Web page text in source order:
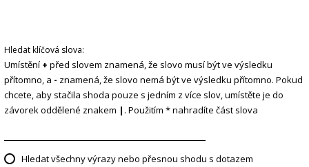
Hledat klíčová slova:
Umístění + před slovem znamená, že slovo musí být ve výsledku
přítomno, a - znamená, že slovo nemá být ve výsledku přítomno. Pokud
chcete, aby stačila shoda pouze s jedním z více slov, umístěte je do
závorek oddělené znakem | . Použitím * nahradíte část slova
Hledat všechny výrazy nebo přesnou shodu s dotazem